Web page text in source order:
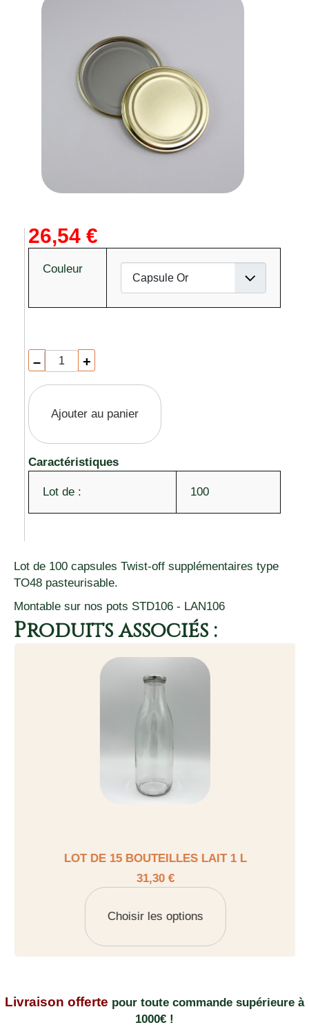
26,54 €
Couleur
– +
Ajouter au panier
Caractéristiques
Lot de : 100
Lot de 100 capsules Twist-off supplémentaires type
TO48 pasteurisable.
Montable sur nos pots STD106 - LAN106
Produits associés :
LOT DE 15 BOUTEILLES LAIT 1 L
31,30 €
Choisir les options
Livraison offerte pour toute commande supérieure à
1000€ !